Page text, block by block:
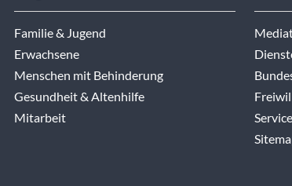
Familie & Jugend
Erwachsene
Menschen mit Behinderung
Gesundheit & Altenhilfe
Mitarbeit